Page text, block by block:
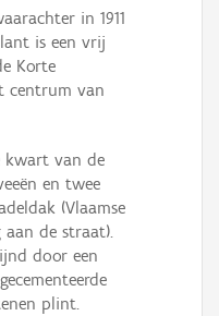
in 1911
is een vrij
Korte
centrum van
kwart van de
en twee
(Vlaamse
de straat).
door een
plint.